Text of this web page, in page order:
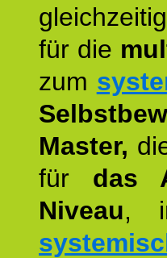
gleichzeitig
für die
zum
Master,
für das
Niveau,